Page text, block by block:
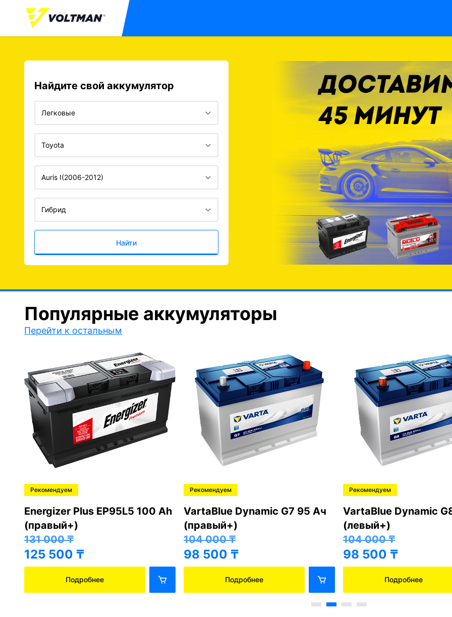
Найдите свой аккумулятор
Найти
Популярные аккумуляторы
Перейти к остальным
Рекомендуем
Energizer Plus EP95L5 100 Ah
(правый+)
131 000₸
125 500 ₸
Подробнее
Рекомендуем
VartaBlue Dynamic G7 95 Ач
(правый+)
104 000₸
98 500 ₸
Подробнее
Рекомендуем
VartaBlue Dynamic
(левый+)
104 000₸
98 500 ₸
Подробнее